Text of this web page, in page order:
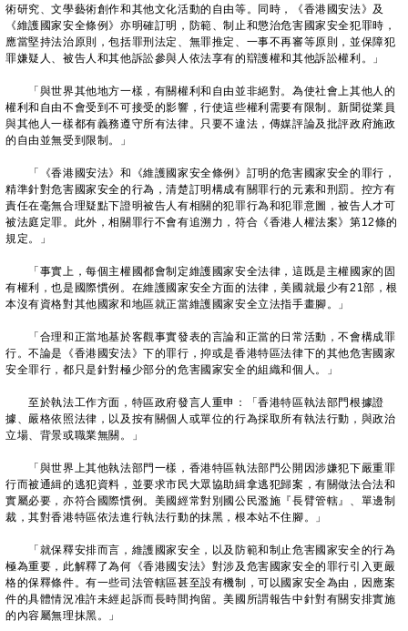
術研究、文學藝術創作和其他文化活動的自由等。同時，《香港國安法》及
《維護國家安全條例》亦明確訂明，防範、制止和懲治危害國家安全犯罪時，
應當堅持法治原則，包括罪刑法定、無罪推定、一事不再審等原則，並保障犯
罪嫌疑人、被告人和其他訴訟參與人依法享有的辯護權和其他訴訟權利。」
「與世界其他地方一樣，有關權利和自由並非絕對。為使社會上其他人的
權利和自由不會受到不可接受的影響，行使這些權利需要有限制。新聞從業員
與其他人一樣都有義務遵守所有法律。只要不違法，傳媒評論及批評政府施政
的自由並無受到限制。」
「《香港國安法》和《維護國家安全條例》訂明的危害國家安全的罪行，
精準針對危害國家安全的行為，清楚訂明構成有關罪行的元素和刑罰。控方有
責任在毫無合理疑點下證明被告人有相關的犯罪行為和犯罪意圖，被告人才可
被法庭定罪。此外，相關罪行不會有追溯力，符合《香港人權法案》第12條的
規定。」
「事實上，每個主權國都會制定維護國家安全法律，這既是主權國家的固
有權利，也是國際慣例。在維護國家安全方面的法律，美國就最少有21部，根
本沒有資格對其他國家和地區就正當維護國家安全立法指手畫腳。」
「合理和正當地基於客觀事實發表的言論和正當的日常活動，不會構成罪
行。不論是《香港國安法》下的罪行，抑或是香港特區法律下的其他危害國家
安全罪行，都只是針對極少部分的危害國家安全的組織和個人。」
至於執法工作方面，特區政府發言人重申：「香港特區執法部門根據證
據、嚴格依照法律，以及按有關個人或單位的行為採取所有執法行動，與政治
立場、背景或職業無關。」
「與世界上其他執法部門一樣，香港特區執法部門公開因涉嫌犯下嚴重罪
行而被通緝的逃犯資料，並要求市民大眾協助緝拿逃犯歸案，有關做法合法和
實屬必要，亦符合國際慣例。美國經常對別國公民濫施『長臂管轄』、單邊制
裁，其對香港特區依法進行執法行動的抹黑，根本站不住腳。」
「就保釋安排而言，維護國家安全，以及防範和制止危害國家安全的行為
極為重要，此解釋了為何《香港國安法》對涉及危害國家安全的罪行引入更嚴
格的保釋條件。有一些司法管轄區甚至設有機制，可以國家安全為由，因應案
件的具體情況准許未經起訴而長時間拘留。美國所謂報告中針對有關安排實施
的內容屬無理抹黑。」